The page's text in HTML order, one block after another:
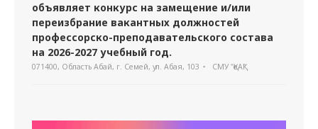
объявляет конкурс на замещение и/или
переизбрание вакантных должностей
профессорско-преподавательского состава
на 2026-2027 учебный год.
071400, Область Абай, г. Семей, ул. Абая, 103 СМУ "ҚеАҚ"